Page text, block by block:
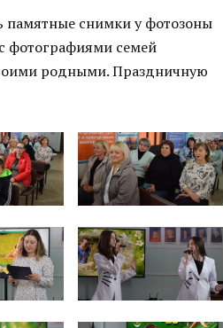
памятные снимки у фотозоны
фотографиями семей
родными. Праздничную